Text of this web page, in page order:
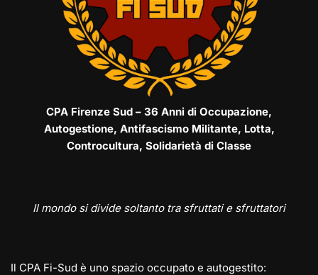
CPA Firenze Sud – 36 Anni di Occupazione,
Autogestione, Antifascismo Militante, Lotta,
Controcultura, Solidarietà di Classe
Il mondo si divide soltanto tra sfruttati e sfruttatori
Il CPA Fi-Sud è uno spazio occupato e autogestito: